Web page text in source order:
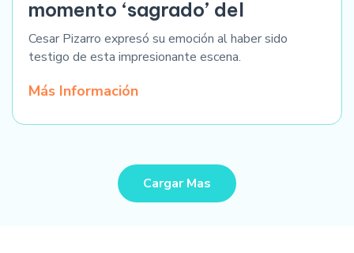
momento ‘sagrado’ del
Cesar Pizarro expresó su emoción al haber sido
testigo de esta impresionante escena.
Más Información
Cargar Mas